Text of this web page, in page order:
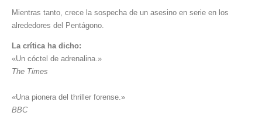
Mientras tanto, crece la sospecha de un asesino en serie en los
alrededores del Pentágono.
La crítica ha dicho:
«Un cóctel de adrenalina.»
The Times
«Una pionera del thriller forense.»
BBC